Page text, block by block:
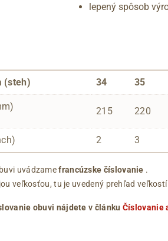
lepený spôsob
(steh) 34 35
215 220
2 3
uvádzamefrancúzske číslovanie .
veľkosťou, tu je uvedený prehľad
obuvi nájdete v článku Číslovanie